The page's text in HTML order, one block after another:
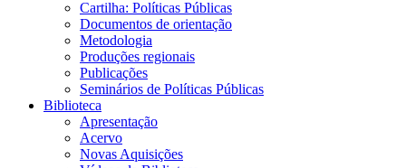
Cartilha: Políticas Públicas
Documentos de orientação
Metodologia
Produções regionais
Publicações
Seminários de Políticas Públicas
Biblioteca
Apresentação
Acervo
Novas Aquisições